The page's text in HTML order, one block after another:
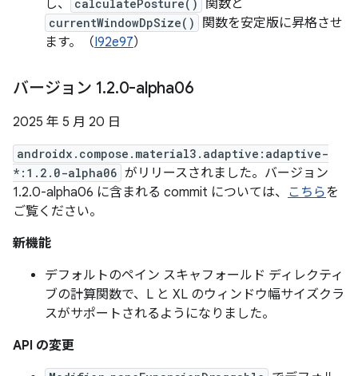
し、
calculatePosture() 関数と
currentWindowDpSize()
関数を安定版に昇格させ
ます。（I92e97）
バージョン 1.2.0-alpha06
2025 年 5 月 20 日
androidx.compose.material3.adaptive:adaptive-
*:1.2.0-alpha06 がリリースされました。バージョン
1.2.0-alpha06 に含まれる commit については、 こちらを
ご覧ください。
新機能
デフォルトのペイン スキャフォールド ディレクティ
ブの計算関数で、L と XL のウィンドウ幅サイズクラ
スがサポートされるようになりました。
API の変更